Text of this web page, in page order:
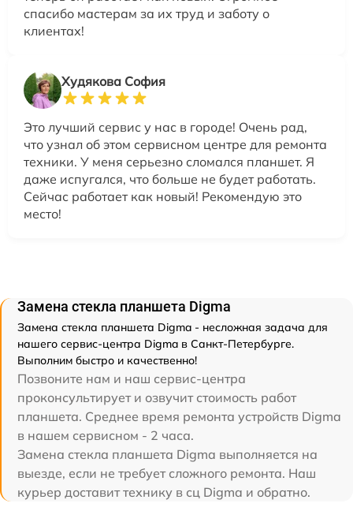
спасибо мастерам за их труд и заботу о
клиентах!
Худякова София
Это лучший сервис у нас в городе! Очень рад,
что узнал об этом сервисном центре для ремонта
техники. У меня серьезно сломался планшет. Я
даже испугался, что больше не будет работать.
Сейчас работает как новый! Рекомендую это
место!
Замена стекла планшета Digma
Замена стекла планшета Digma - несложная задача для
нашего сервис-центра Digma в Санкт-Петербурге.
Выполним быстро и качественно!
Позвоните нам и наш сервис-центра
проконсультирует и озвучит стоимость работ
планшета. Среднее время ремонта устройств Digma
в нашем сервисном - 2 часа.
Замена стекла планшета Digma выполняется на
выезде, если не требует сложного ремонта. Наш
курьер доставит технику в сц Digma и обратно.